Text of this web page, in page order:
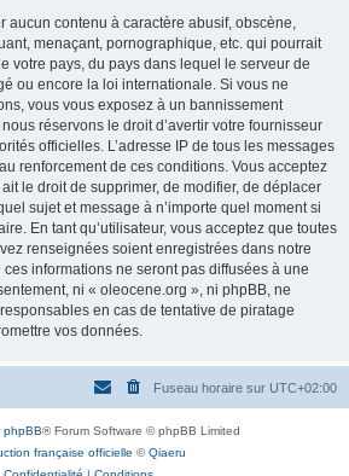
aucun contenu à caractère abusif, obscène,
menaçant, pornographique, etc. qui pourrait
votre pays, du pays dans lequel le serveur de
ou encore la loi internationale. Si vous ne
vous vous exposez à un bannissement
réservons le droit d’avertir votre fournisseur
officielles. L’adresse IP de tous les messages
renforcement de ces conditions. Vous acceptez
le droit de supprimer, de modifier, de déplacer
sujet et message à n’importe quel moment si
En tant qu’utilisateur, vous acceptez que toutes
renseignées soient enregistrées dans notre
informations ne seront pas diffusées à une
ni « oleocene.org », ni phpBB, ne
en cas de tentative de piratage
vos données.
Fuseau horaire sur UTC+02:00
phpBB® Forum Software © phpBB Limited
française officielle ©Qiaeru